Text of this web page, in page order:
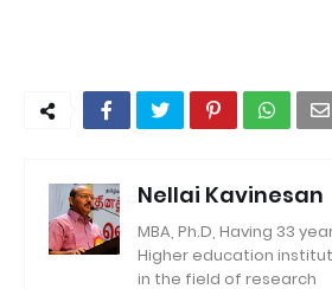
Nellai Kavinesan
MBA, Ph.D, Having 33
Higher education
in the field of research